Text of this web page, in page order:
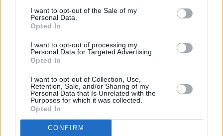
I want to opt-out of the Sale of my
Personal Data.
Opted In
I want to opt-out of processing my
Personal Data for Targeted Advertising.
Opted In
I want to opt-out of Collection, Use,
Retention, Sale, and/or Sharing of my
Personal Data that Is Unrelated with the
Purposes for which it was collected.
Opted In
CONFIRM
Da kannst du sein LOGIN
Beanie76022 1,540
Forty Thieves Solitaire
Überblick